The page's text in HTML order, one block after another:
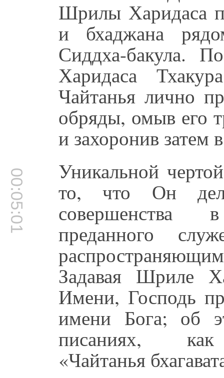
Шрилы Харидаса
и бхаджана
Сиддха-бакула.
Харидаса
Чайтанья лично
обряды, омыв его
и захоронив затем
00:05:01 Уникальной
то, что Он
совершенства
преданного
Задавая Шриле
Имени, Господь
имени Бога; об
писаниях, как
«Чайтанья